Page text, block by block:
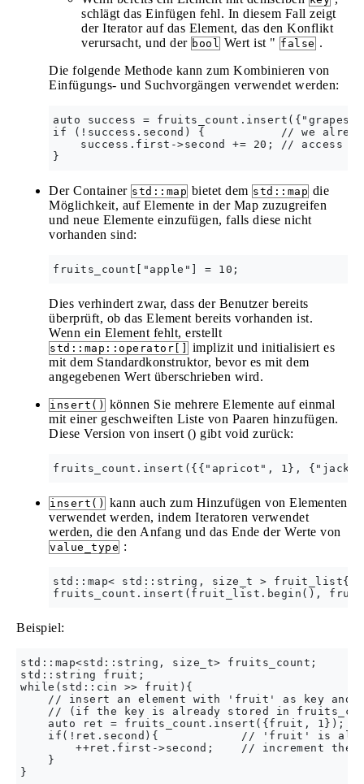
schlägt das Einfügen fehl. In diesem Fall zeigt
der Iterator auf das Element, das den Konflikt
verursacht, und der bool Wert ist " false .
Die folgende Methode kann zum Kombinieren von
Einfügungs- und Suchvorgängen verwendet werden:
auto success =
if (!success.second) {           // we already
success.first->second += 20; // access
Der Container std::map bietet dem std::map die
Möglichkeit, auf Elemente in der Map zuzugreifen
und neue Elemente einzufügen, falls diese nicht
vorhanden sind:
Dies verhindert zwar, dass der Benutzer bereits
überprüft, ob das Element bereits vorhanden ist.
Wenn ein Element fehlt, erstellt
std::map::operator[]
implizit und initialisiert es
mit dem Standardkonstruktor, bevor es mit dem
angegebenen Wert überschrieben wird.
insert() können Sie mehrere Elemente auf einmal
mit einer geschweiften Liste von Paaren hinzufügen.
Diese Version von insert () gibt void zurück:
insert() kann auch zum Hinzufügen von Elementen
verwendet werden, indem Iteratoren verwendet
werden, die den Anfang und das Ende der Werte von
value_type :
std::map< std::string, size_t > fruit_list{
Beispiel:
std::map<std::string, size_t> fruits_count;
std::string fruit;
while(std::cin >> fruit){
// insert an element with 'fruit' as key and
// (if the key is already stored in
    auto ret = fruits_count.insert({fruit, 1});
if(!ret.second){            // 'fruit' is
++ret.first->second;    // increment the
    }